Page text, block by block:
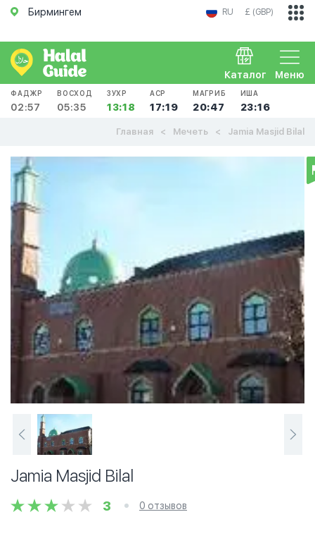
Бирмингем RU £ (GBP)
Меню
Каталог
ФАДЖР
02:57
ВОСХОД
05:35
ЗУХР
13:18
АСР
17:19
МАГРИБ
20:47
ИША
23:16
Главная Мечеть Jamia Masjid Bilal
Jamia Masjid Bilal
3 0 отзывов